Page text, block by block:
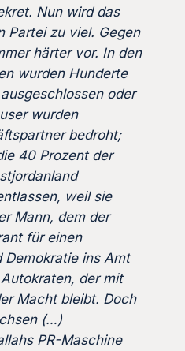
Nun wird das
Partei zu viel. Gegen
härter vor. In den
wurden Hunderte
oder
wurden
bedroht;
40 Prozent der
weil sie
Mann, dem der
für einen
Demokratie ins Amt
der mit
Macht bleibt. Doch
(…)
PR-Maschine